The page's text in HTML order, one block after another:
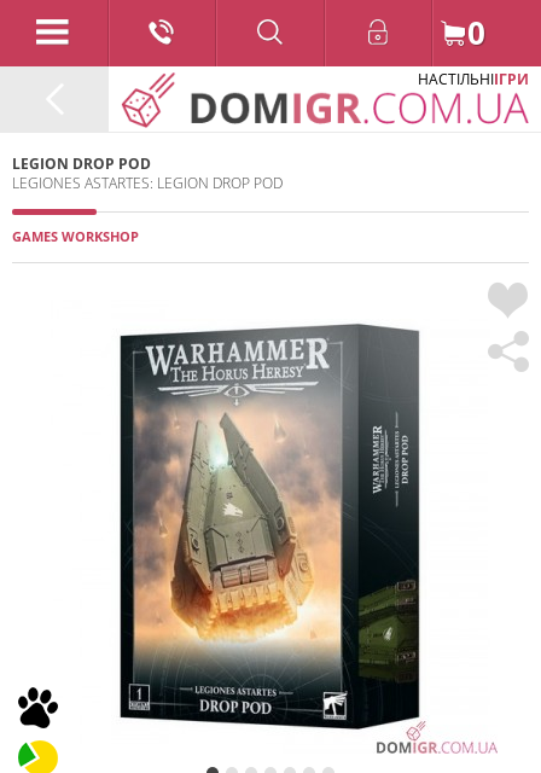
0
НАСТІЛЬНІІГРИ
LEGION DROP POD
LEGIONES ASTARTES: LEGION DROP POD
GAMES WORKSHOP